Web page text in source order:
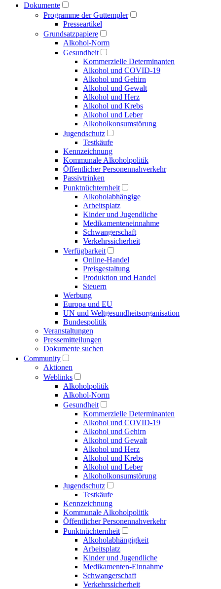
Dokumente
Programme der Guttempler
Presse­artikel
Grundsatzpapiere
Alkohol-Norm
Gesundheit
Kommerzielle Determinanten
Alkohol und COVID-19
Alkohol und Gehirn
Alkohol und Gewalt
Alkohol und Herz
Alkohol und Krebs
Alkohol und Leber
Alkoholkonsumstörung
Jugendschutz
Testkäufe
Kennzeichnung
Kommunale Alkoholpolitik
Öffentlicher Personen­nahverkehr
Passivtrinken
Punkt­nüchternheit
Alkohol­abhängige
Arbeitsplatz
Kinder und Jugendliche
Medikamenten­einnahme
Schwangerschaft
Verkehrs­sicherheit
Verfügbarkeit
Online-Handel
Preisgestaltung
Produktion und Handel
Steuern
Werbung
Europa und EU
UN und Welt­gesundheits­organisation
Bundespolitik
Veranstaltungen
Presse­mitteilungen
Dokumente suchen
Community
Aktionen
Weblinks
Alkoholpolitik
Alkohol-Norm
Gesundheit
Kommerzielle Determinanten
Alkohol und COVID-19
Alkohol und Gehirn
Alkohol und Gewalt
Alkohol und Herz
Alkohol und Krebs
Alkohol und Leber
Alkoholkonsumstörung
Jugendschutz
Testkäufe
Kennzeichnung
Kommunale Alkoholpolitik
Öffentlicher Personennahverkehr
Punktnüchternheit
Alkoholabhängigkeit
Arbeitsplatz
Kinder und Jugendliche
Medikamenten-Einnahme
Schwangerschaft
Verkehrssicherheit